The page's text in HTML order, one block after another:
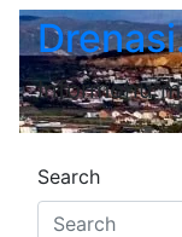
Skip
content
Informohu
Search